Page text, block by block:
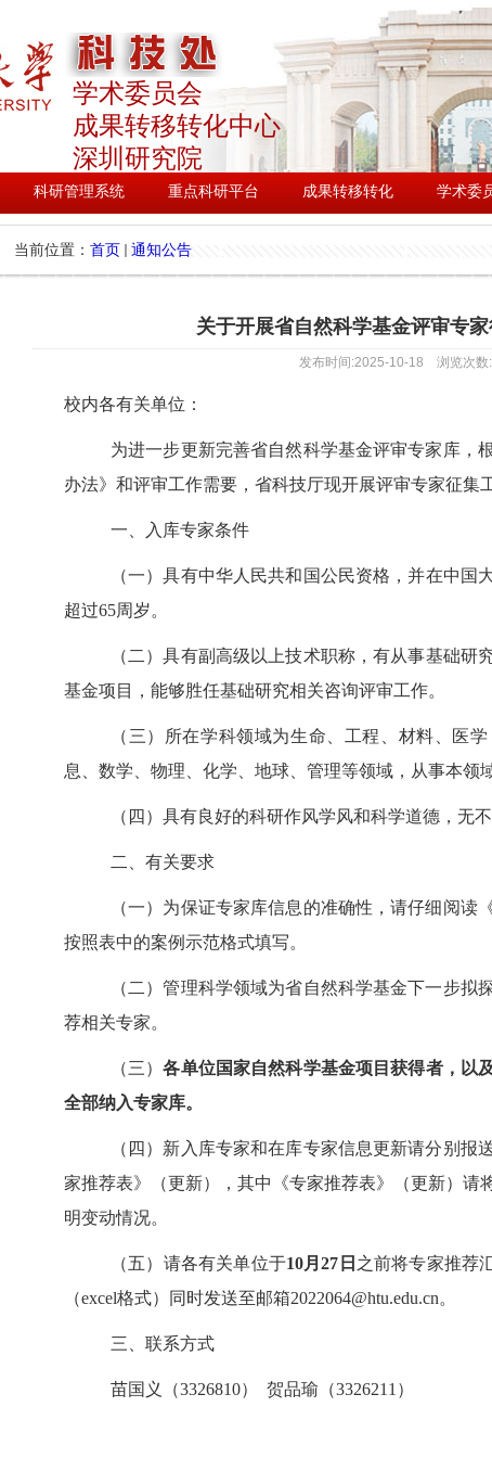
学术委员会
成果转移转化中心
深圳研究院
科研管理系统 重点科研平台 成果转移转化 学术委
当前位置： 首页 通知公告
关于开展省自然科学基金评审专
发布时间:2025-10-18 浏览次数:
校内各有关单位：
为进一步更新完善省自然科学基金评审专家库，
办法》和评审工作需要，省科技厅现开展评审专家征集
一、入库专家条件
（一）具有中华人民共和国公民资格，并在中国
超过65周岁。
（ 二 ）具有副高级以上技术职称，有从事基础研
基金项目，能够胜任基础研究相关咨询评审工作。
（ 三）所在学科领域为生命 工程 材料 医学
息
数学 物理 化学 地球 、管理等领域，从事本领
（ 四 ）具有良好的科研作风学风和科学道德， 无
二、有关要求
（一）为保证专家库信息的准确性，请仔细阅读
按照表中的案例示范格式填写。
（二）管理科学领域为省自然科学基金下一步拟
荐相关专家。
（三）各单位国家自然科学基金项目获得者，以
全部纳入专家库。
（四）新入库专家和在库专家信息更新请分别报
家推荐表》（更新），其中《专家推荐表》（更新）请
明变动情况。
（五）请各有关单位于10月27日 之前将专家推荐
（excel格式）同时发送至邮箱2022064@htu.edu.cn。
三、联系方式
苗国义（3326810） 贺品瑜（3326211）